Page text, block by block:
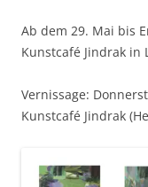
Ab dem 29. Mai bis
Kunstcafé Jindrak in
Vernissage:
Kunstcafé Jindrak